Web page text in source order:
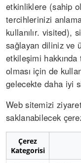
etkinliklere (sahip
tercihlerinizi
kullanılır. visited),
sağlayan diliniz ve
etkileşimi
olması için de
gelecekte daha iyi
Web sitemizi
saklanabilecek
Çerez
Kategorisi